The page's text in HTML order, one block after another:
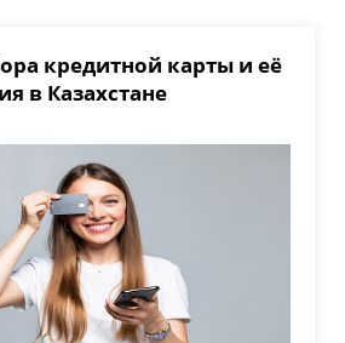
кредитной карты и её
в Казахстане